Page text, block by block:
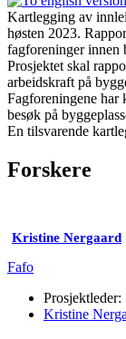
Kartlegging av
høsten 2023.
fagforeninger innen
Prosjektet skal
arbeidskraft på
Fagforeningene har
besøk på
En tilsvarende
Forskere
Kristine Nergaard
Fafo
Prosjektleder:
Kristine